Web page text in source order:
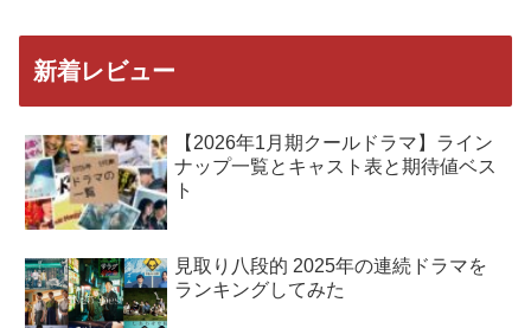
新着レビュー
【2026年1月期クールドラマ】ライン
ナップ一覧とキャスト表と期待値ベス
ト
見取り八段的 2025年の連続ドラマを
ランキングしてみた